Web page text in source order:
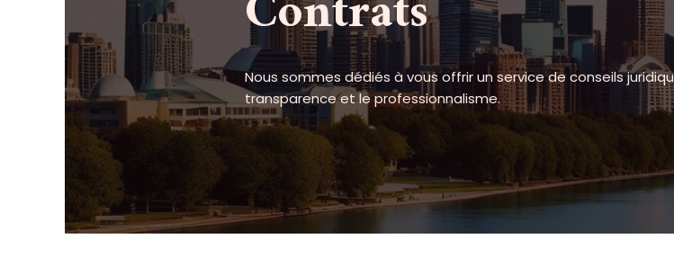
Nous sommes dédiés à vous offrir un service de conseils
transparence et le professionnalisme.